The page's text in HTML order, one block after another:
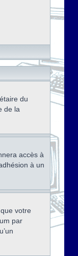
du
de la
accès à
à un
votre
par